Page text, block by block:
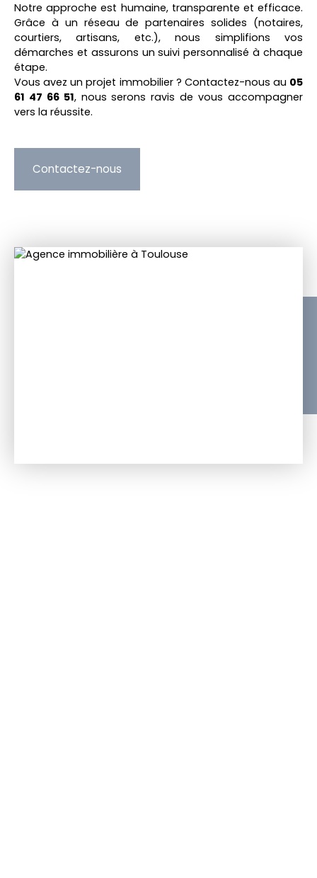
Notre approche est humaine, transparente et efficace.
Grâce à un réseau de partenaires solides (notaires,
courtiers, artisans, etc.), nous simplifions vos
démarches et assurons un suivi personnalisé à chaque
étape.
Vous avez un projet immobilier ? Contactez-nous au 05
61 47 66 51, nous serons ravis de vous accompagner
vers la réussite.
Contactez-nous